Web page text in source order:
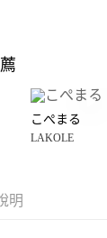
】
供，台灣大哥大用
數及費用金額請依
收到商品之後才付款
こぺまる
LAKOLE
明